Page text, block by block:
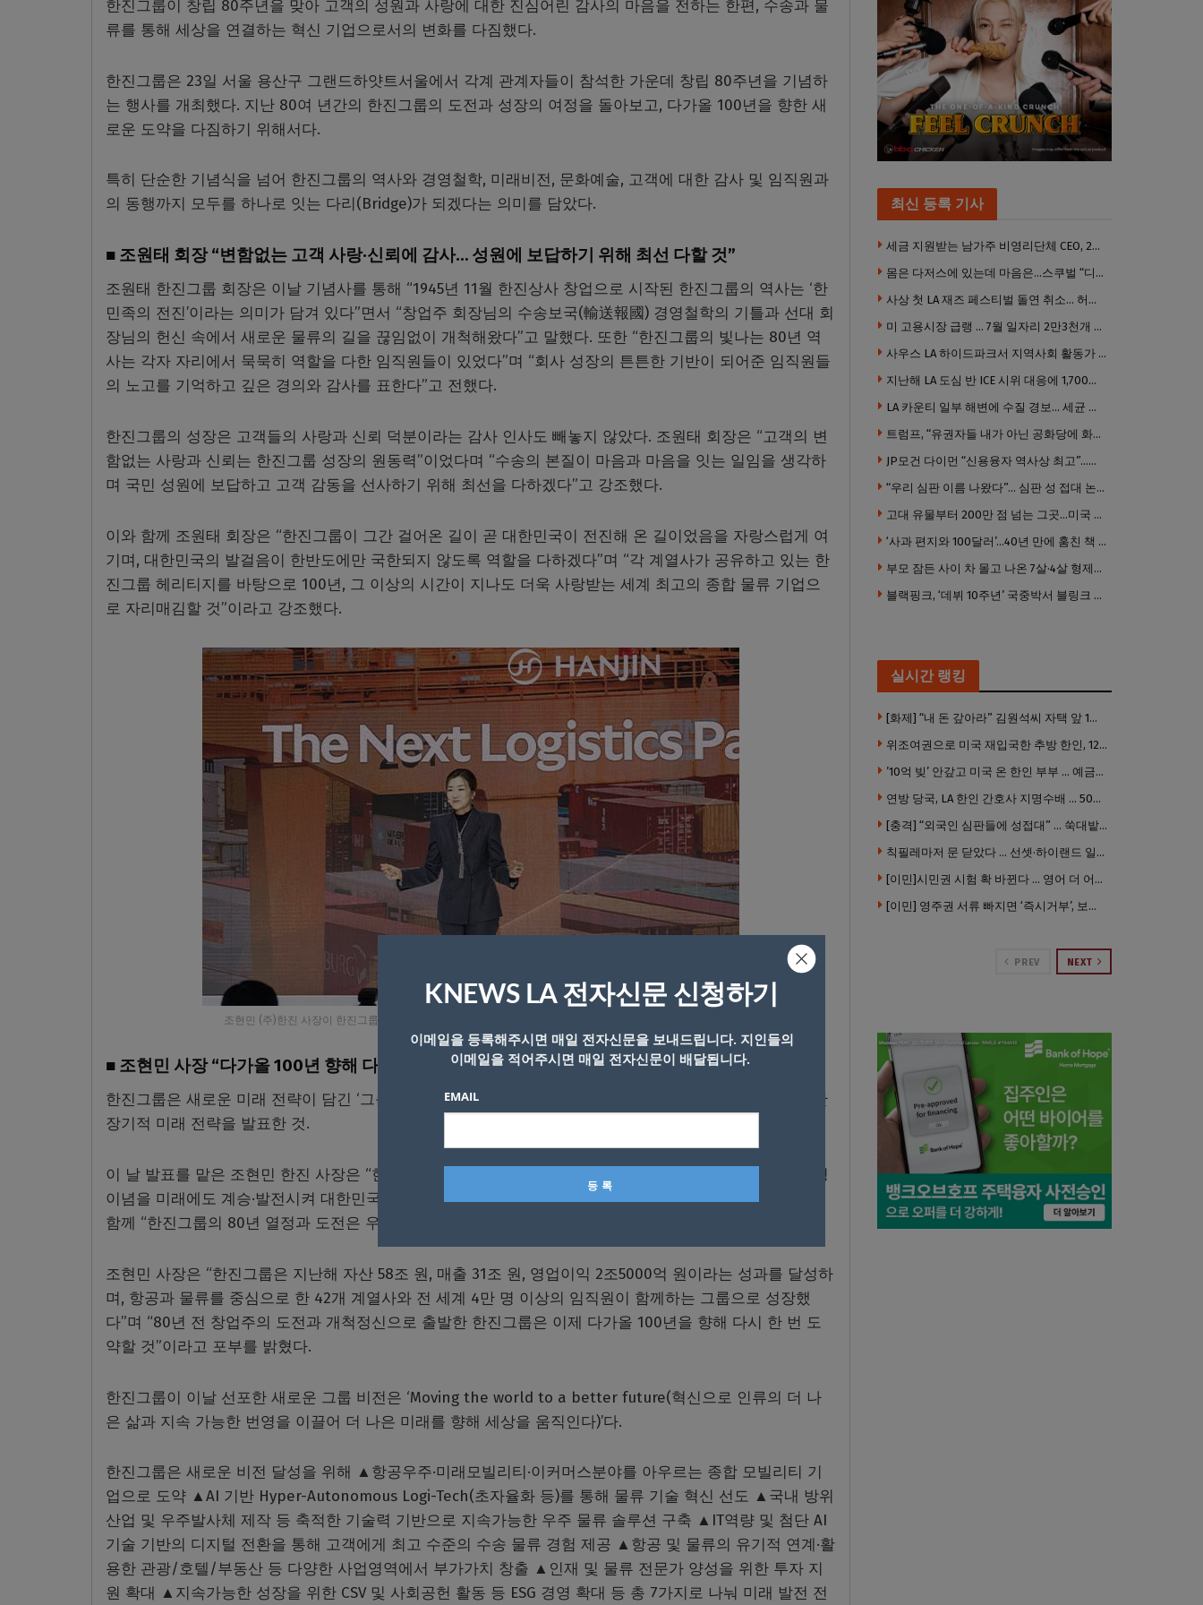
한진그룹이 창립 80주년을 맞아 고객의 성원과 사랑에 대한 진심어린 감사의 마음을 전하는 한편, 수송과 물
류를 통해 세상을 연결하는 혁신 기업으로서의 변화를 다짐했다.
한진그룹은 23일 서울 용산구 그랜드하얏트서울에서 각계 관계자들이 참석한 가운데 창립 80주년을 기념하
는 행사를 개최했다. 지난 80여 년간의 한진그룹의 도전과 성장의 여정을 돌아보고, 다가올 100년을 향한 새
로운 도약을 다짐하기 위해서다.
특히 단순한 기념식을 넘어 한진그룹의 역사와 경영철학, 미래비전, 문화예술, 고객에 대한 감사 및 임직원과
의 동행까지 모두를 하나로 잇는 다리(Bridge)가 되겠다는 의미를 담았다.
■ 조원태 회장 “변함없는 고객 사랑·신뢰에 감사… 성원에 보답하기 위해 최선 다할 것”
조원태 한진그룹 회장은 이날 기념사를 통해 “1945년 11월 한진상사 창업으로 시작된 한진그룹의 역사는 ‘한
민족의 전진’이라는 의미가 담겨 있다”면서 “창업주 회장님의 수송보국(輸送報國) 경영철학의 기틀과 선대 회
장님의 헌신 속에서 새로운 물류의 길을 끊임없이 개척해왔다”고 말했다. 또한 “한진그룹의 빛나는 80년 역
사는 각자 자리에서 묵묵히 역할을 다한 임직원들이 있었다”며 “회사 성장의 튼튼한 기반이 되어준 임직원들
의 노고를 기억하고 깊은 경의와 감사를 표한다”고 전했다.
한진그룹의 성장은 고객들의 사랑과 신뢰 덕분이라는 감사 인사도 빼놓지 않았다. 조원태 회장은 “고객의 변
함없는 사랑과 신뢰는 한진그룹 성장의 원동력”이었다며 “수송의 본질이 마음과 마음을 잇는 일임을 생각하
며 국민 성원에 보답하고 고객 감동을 선사하기 위해 최선을 다하겠다”고 강조했다.
이와 함께 조원태 회장은 “한진그룹이 그간 걸어온 길이 곧 대한민국이 전진해 온 길이었음을 자랑스럽게 여
기며, 대한민국의 발걸음이 한반도에만 국한되지 않도록 역할을 다하겠다”며 “각 계열사가 공유하고 있는 한
진그룹 헤리티지를 바탕으로 100년, 그 이상의 시간이 지나도 더욱 사랑받는 세계 최고의 종합 물류 기업으
로 자리매김할 것”이라고 강조했다.
조현민 (주)한진 사장이 한진그룹 창립 80주년 기념 행사에서 ‘그룹 비전 2045’를 발표하고 있다. 한진그룹
■ 조현민 사장 “다가올 100년 향해 다시 한 번 도약할 것”… ‘그룹 VISION 2045’ 발표
한진그룹은 새로운 미래 전략이 담긴 ‘그룹 VISION 2045’도 선포했다. 창립 100주년이 되는 2045년을 대비한
장기적 미래 전략을 발표한 것.
이 날 발표를 맡은 조현민 한진 사장은 “한진그룹의 지난 80년은 도전과 혁신의 역사”였다며 “수송보국 경영
이념을 미래에도 계승·발전시켜 대한민국을 넘어 세계가 사랑하는 기업으로 성장하겠다”고 선언했다. 이와
함께 “한진그룹의 80년 열정과 도전은 우리 고객과 파트너들 덕분”이었다며 감사 인사를 전했다.
조현민 사장은 “한진그룹은 지난해 자산 58조 원, 매출 31조 원, 영업이익 2조5000억 원이라는 성과를 달성하
며, 항공과 물류를 중심으로 한 42개 계열사와 전 세계 4만 명 이상의 임직원이 함께하는 그룹으로 성장했
다”며 “80년 전 창업주의 도전과 개척정신으로 출발한 한진그룹은 이제 다가올 100년을 향해 다시 한 번 도
약할 것”이라고 포부를 밝혔다.
한진그룹이 이날 선포한 새로운 그룹 비전은 ‘Moving the world to a better future(혁신으로 인류의 더 나
은 삶과 지속 가능한 번영을 이끌어 더 나은 미래를 향해 세상을 움직인다)’다.
한진그룹은 새로운 비전 달성을 위해 ▲항공우주·미래모빌리티·이커머스분야를 아우르는 종합 모빌리티 기
업으로 도약 ▲AI 기반 Hyper-Autonomous Logi-Tech(초자율화 등)를 통해 물류 기술 혁신 선도 ▲국내 방위
산업 및 우주발사체 제작 등 축적한 기술력 기반으로 지속가능한 우주 물류 솔루션 구축 ▲IT역량 및 첨단 AI
기술 기반의 디지털 전환을 통해 고객에게 최고 수준의 수송 물류 경험 제공 ▲항공 및 물류의 유기적 연계·활
용한 관광/호텔/부동산 등 다양한 사업영역에서 부가가치 창출 ▲인재 및 물류 전문가 양성을 위한 투자 지
원 확대 ▲지속가능한 성장을 위한 CSV 및 사회공헌 활동 등 ESG 경영 확대 등 총 7가지로 나눠 미래 발전 전
최신 등록 기사
세금 지원받는 남가주 비영리단체 CEO, 2년간 160만 달러 이상 받아… 미사용 휴가수당만 수십만 달러
몸은 다저스에 있는데 마음은…스쿠벌 “디트로이트로 돌아가고파”
사상 첫 LA 재즈 페스티벌 돌연 취소… 허가·행사 준비 문제로 일정 변경
미 고용시장 급랭 … 7월 일자리 2만3천개 감소 ‘예상 밖 쇼크’
사우스 LA 하이드파크서 지역사회 활동가 대낮 총격 사망… 용의자 도주
지난해 LA 도심 반 ICE 시위 대응에 1,700만 달러 이상 지출… LAPD, 대규모 시위 대비 강화 필요
LA 카운티 일부 해변에 수질 경보… 세균 수치 기준 초과, 입수 자제 당부
트럼프, “유권자들 내가 아닌 공화당에 화난 것”
JP모건 다이먼 “신용융자 역사상 최고”…숨은 레버리지 경고
“우리 심판 이름 나왔다”… 심판 성 접대 논란에 日 축구계 발칵
고대 유물부터 200만 점 넘는 그곳…미국 최고 미술관은?
‘사과 편지와 100달러’…40년 만에 훔친 책 돌려준 절도범
부모 잠든 사이 차 몰고 나온 7살·4살 형제…보행자 덮쳐 중태
블랙핑크, ‘데뷔 10주년’ 국중박서 블링크 만난다 “섭섭함 안겨 미안”
실시간 랭킹
[화제] “내 돈 갚아라” 김원석씨 자택 앞 1인 광대 시위 … 한인 투자사, “108만 달러 못받아”
위조여권으로 미국 재입국한 추방 한인, 120만 달러 은행 사기 행각
’10억 빚’ 안갚고 미국 온 한인 부부 … 예금보험공사, 미국서 소송
연방 당국, LA 한인 간호사 지명수배 … 500만 달러 메디캐어 사기, 선고 직전 한국 도주
[충격] “외국인 심판들에 성접대” … 쑥대밭된 축협 어디까지 추락하나
칙필레마저 문 닫았다 … 선셋·하이랜드 일대 ‘황량한 거리’로
[이민]시민권 시험 확 바뀐다 … 영어 더 어렵게, 민간시험 도입 추진
[이민] 영주권 서류 빠지면 ‘즉시거부’, 보완기회 없다 … 이민심사 8월부터 확 바뀐다
PREV NEXT
KNEWS LA 전자신문 신청하기
이메일을 등록해주시면 매일 전자신문을 보내드립니다. 지인들의
이메일을 적어주시면 매일 전자신문이 배달됩니다.
EMAIL